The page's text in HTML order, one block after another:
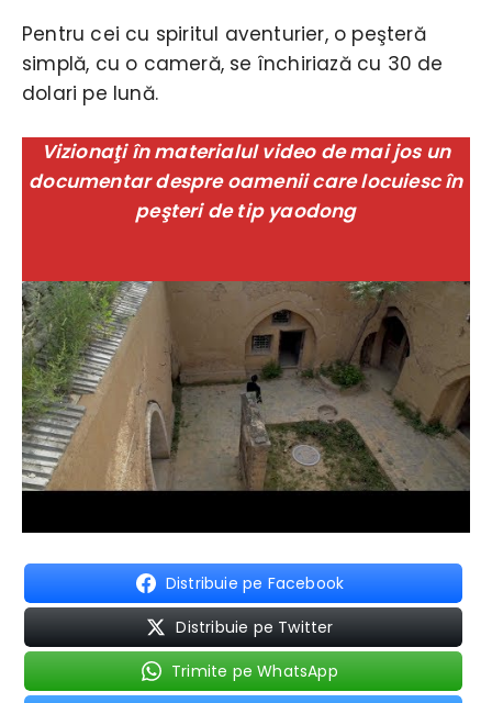
Pentru cei cu spiritul aventurier, o peşteră
simplă, cu o cameră, se închiriază cu 30 de
dolari pe lună.
Vizionaţi în materialul video de mai jos un
documentar despre oamenii care locuiesc în
peşteri de tip yaodong
Distribuie pe Facebook
Distribuie pe Twitter
Trimite pe WhatsApp